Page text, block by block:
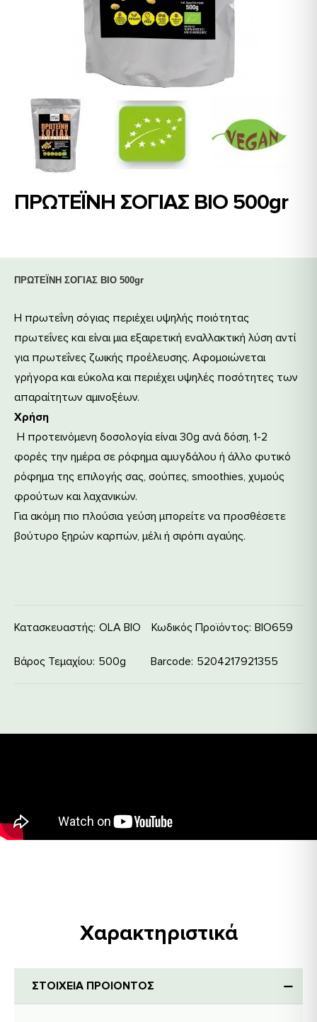
ΠΡΩΤΕΪΝΗ ΣΟΓΙΑΣ ΒΙΟ 500gr
Κατασκευαστής: OLA BIO Κωδικός Προϊόντος: ΒΙΟ659
Βάρος Τεμαχίου 500g Barcode 5204217921355
ΠΡΩΤΕΪΝΗ ΣΟΓΙΑΣ ΒΙΟ 500gr
Η πρωτεΐνη σόγιας περιέχει υψηλής ποιότητας
πρωτεΐνες και είναι μια εξαιρετική εναλλακτική λύση αντί
για πρωτεΐνες ζωικής προέλευσης. Αφομοιώνεται
γρήγορα και εύκολα και περιέχει υψηλές ποσότητες των
απαραίτητων αμινοξέων.
Χρήση
Η προτεινόμενη δοσολογία είναι 30g ανά δόση, 1-2
φορές την ημέρα σε ρόφημα αμυγδάλου ή άλλο φυτικό
ρόφημα της επιλογής σας, σούπες, smoothies, χυμούς
φρούτων και λαχανικών.
Για ακόμη πιο πλούσια γεύση μπορείτε να προσθέσετε
βούτυρο ξηρών καρπών, μέλι ή σιρόπι αγαύης.
Χαρακτηριστικά
ΣΤΟΙΧΕΙΑ ΠΡΟΙΟΝΤΟΣ